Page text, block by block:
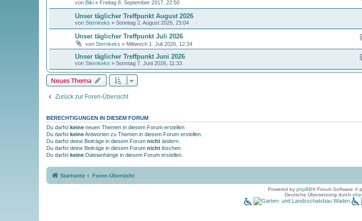
von Biki» Freitag 8. September 2017, 22:50
Unser täglicher Treffpunkt August 2026
von Sternkeks » Sonntag 2. August 2026, 23:04
Unser täglicher Treffpunkt Juli 2026
von Sternkeks » Mittwoch 1. Juli 2026, 12:34
Unser täglicher Treffpunkt Juni 2026
von Sternkeks » Sonntag 7. Juni 2026, 11:33
Neues Thema
Zurück zur Foren-Übersicht
BERECHTIGUNGEN IN DIESEM FORUM
Du darfst keineneuen Themen in diesem Forum erstellen.
Du darfst keineAntworten zu Themen in diesem Forum erstellen.
Du darfst deine Beiträge in diesem Forum nichtändern.
Du darfst deine Beiträge in diesem Forum nichtlöschen.
Du darfst keineDateianhänge in diesem Forum erstellen.
Startseite Foren-Übersicht
Powered by phpBB® Forum Software ©
Deutsche Übersetzung durch